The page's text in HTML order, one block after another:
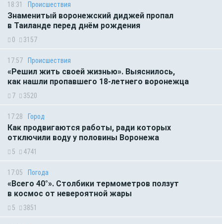
18:31 Происшествия
Знаменитый воронежский диджей пропал
в Таиланде перед днём рождения
0 3157
17:57 Происшествия
«Решил жить своей жизнью». Выяснилось,
как нашли пропавшего 18-летнего воронежца
7 3520
17:28 Город
Как продвигаются работы, ради которых
отключили воду у половины Воронежа
5 4741
17:05 Погода
«Всего 40°». Столбики термометров ползут
в космос от невероятной жары
5 3851